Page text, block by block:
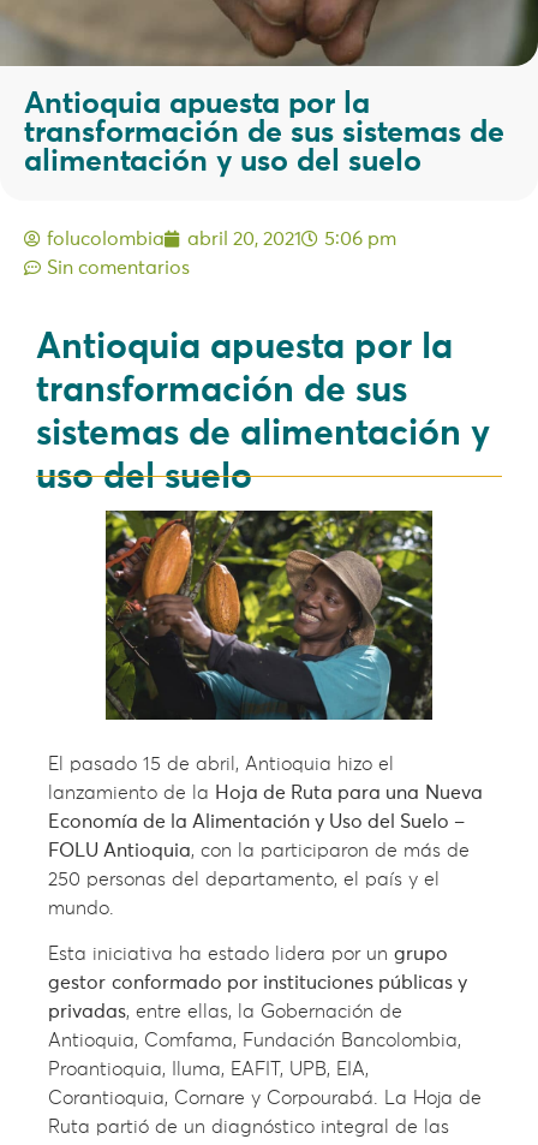
Antioquia apuesta por la
transformación de sus sistemas de
alimentación y uso del suelo
folucolombia abril 20, 2021
5:06 pm
Sin comentarios
Antioquia apuesta por la
transformación de sus
sistemas de alimentación y
uso del suelo
El pasado 15 de abril, Antioquia hizo el
lanzamiento de la Hoja de Ruta para una Nueva
Economía de la Alimentación y Uso del Suelo –
FOLU Antioquia, con la participaron de más de
250 personas del departamento, el país y el
mundo.
Esta iniciativa ha estado lidera por un grupo
gestor conformado por instituciones públicas y
privadas, entre ellas, la Gobernación de
Antioquia, Comfama, Fundación Bancolombia,
Proantioquia, Iluma, EAFIT, UPB, EIA,
Corantioquia, Cornare y Corpourabá. La Hoja de
Ruta partió de un diagnóstico integral de las